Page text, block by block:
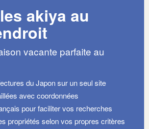
akiya au
vacante parfaite au
du Japon sur un seul site
avec coordonnées
pour faciliter vos recherches
propriétés selon vos propres critères